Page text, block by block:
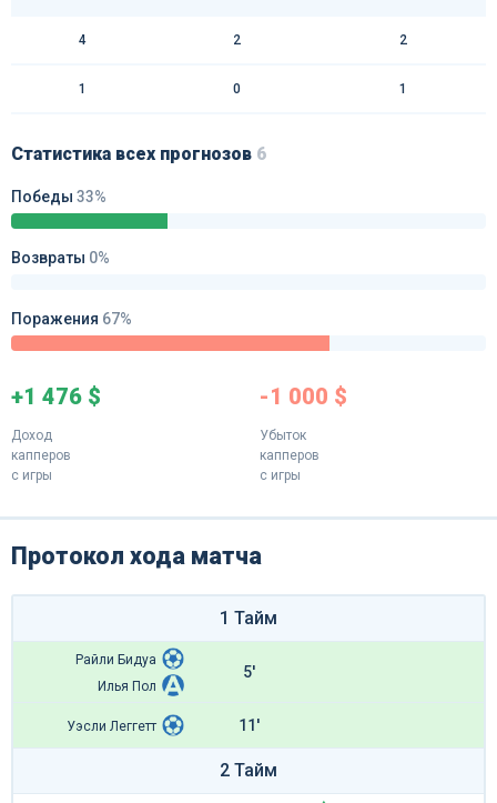
4 2 2
1 0 1
Статистика всех прогнозов 6
Победы 33%
Возвраты 0%
Поражения 67%
+1 476 $
Доход
капперов
с игры
-1 000 $
Убыток
капперов
с игры
Протокол хода матча
1 Тайм
Райли Бидуа
Илья Пол
5'
Уэсли Леггетт 11'
2 Тайм